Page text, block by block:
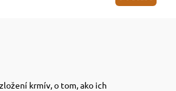
krmív, o tom, ako ich